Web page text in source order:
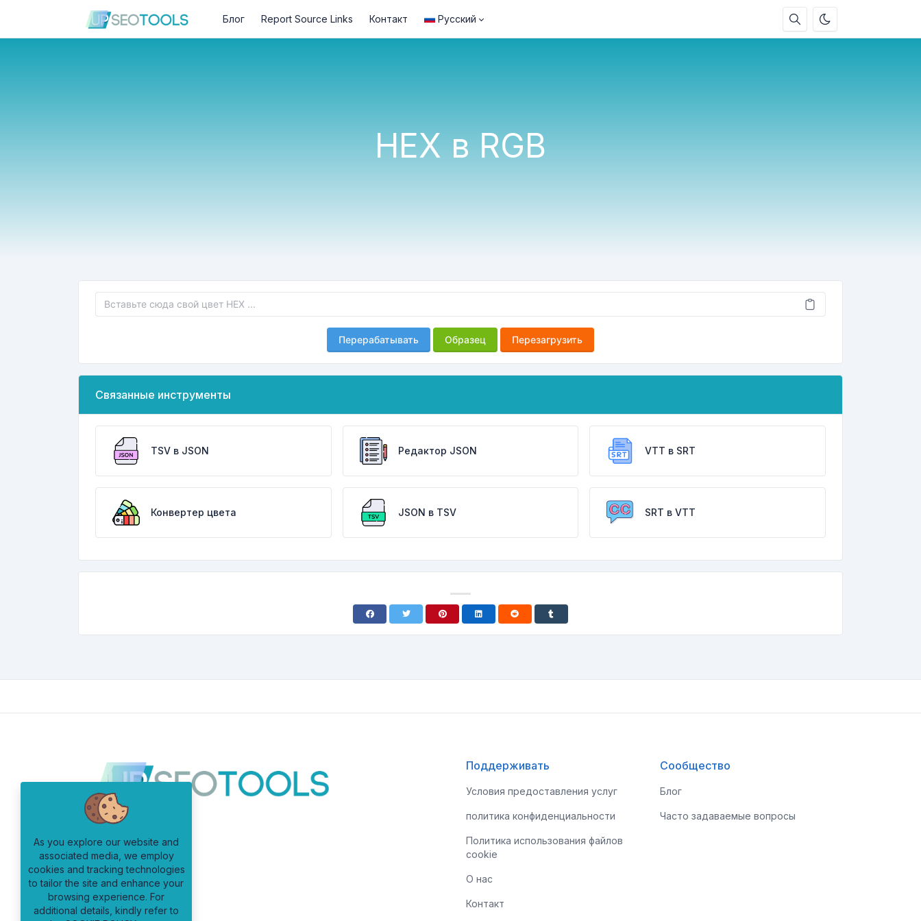
Блог Report Source Links Контакт Русский
HEX в RGB
Перерабатывать Образец Перезагрузить
Связанные инструменты
TSV в JSON Редактор JSON VTT в SRT
Конвертер цвета JSON в TSV SRT в VTT
Поддерживать
Условия предоставления услуг
политика конфиденциальности
Политика использования файлов
cookie
О нас
Контакт
Сообщество
Блог
Часто задаваемые вопросы
As you explore our website and
associated media, we employ
cookies and tracking technologies
to tailor the site and enhance your
browsing experience. For
additional details, kindly refer to